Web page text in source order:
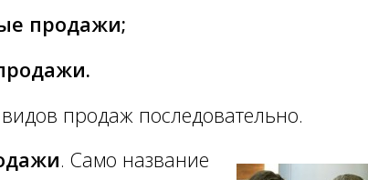
продажи;
продаж последовательно.
. Само название